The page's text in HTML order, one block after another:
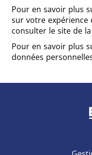
Pour en savoir plus
sur votre expérience
consulter le site de la
Pour en savoir plus
données